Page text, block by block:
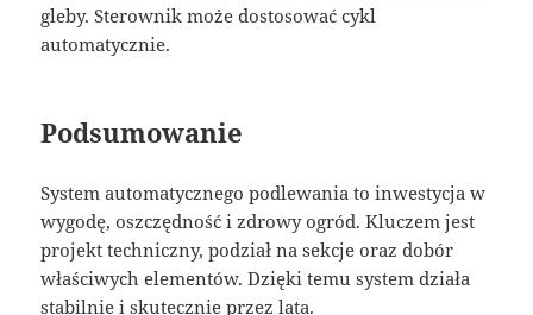
gleby. Sterownik może dostosować cykl
automatycznie.
Podsumowanie
System automatycznego podlewania to inwestycja w
wygodę, oszczędność i zdrowy ogród. Kluczem jest
projekt techniczny, podział na sekcje oraz dobór
właściwych elementów. Dzięki temu system działa
stabilnie i skutecznie przez lata.